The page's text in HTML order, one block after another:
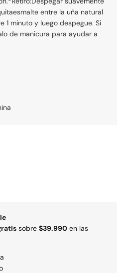
entre la uña natural
1 minuto y luego despegue. Si
de manicura para ayudar a
sobre $39.990 en las